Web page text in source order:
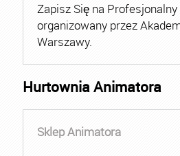
Zapisz Się na
organizowany przez
Warszawy.
Hurtownia Animatora
Sklep Animatora